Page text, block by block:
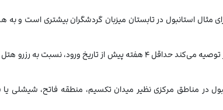
استانبول در تابستان میزبان گردشگران بیشتری است و به
زمان رزرو: چنانچه زمان سفر شما محدود به فصل‌های شلوغ است، تیم آرزوی سفر توصیه
در مناطق مرکزی نظیر میدان تکسیم، منطقه فاتح، شیشلی